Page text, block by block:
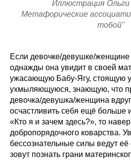
Иллюстрация Ольги
Метафорические
тобой"
Если девочке/девушке/женщине
однажды она увидит в своей
ужасающую Бабу-Ягу, стоящую
ухмыляющуюся, знающую, что
девочка/девушка/женщина
осчастливить себя ещё больше
«Кто я и зачем здесь?», то
добропорядочного коварства.
бессознательные силы ведут
зовут познать грани